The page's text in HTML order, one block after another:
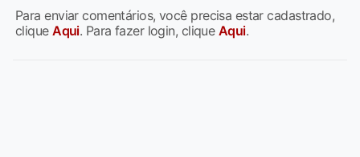
Para enviar comentários, você precisa estar cadastrado,
cliqueAqui. Para fazer login, clique Aqui.